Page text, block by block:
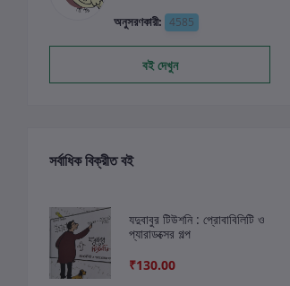
অনুসরণকারী: 4585
বই দেখুন
সর্বাধিক বিক্রীত বই
যদুবাবুর টিউশনি : প্রোবাবিলিটি ও
প্যারাডক্সের গল্প
₹130.00